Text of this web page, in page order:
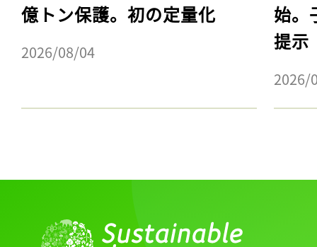
億トン保護。初の定量化
2026/08/04
始。
提示
2026/